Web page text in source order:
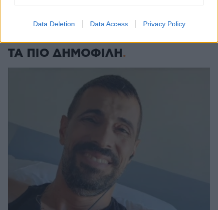
Data Deletion Data Access Privacy Policy
ΔΕΙΤΕ ΟΛΕΣ ΤΙΣ ΕΙΔΗΣΕΙΣ
ΤΑ ΠΙΟ ΔΗΜΟΦΙΛΗ